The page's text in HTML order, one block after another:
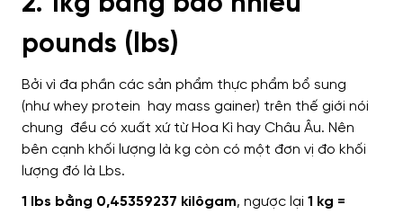
pounds (lbs)
Bởi vì đa phần các sản phẩm thực phẩm bổ sung
(như whey protein hay mass gainer) trên thế giới nói
chung đều có xuất xứ từ Hoa Kì hay Châu Âu. Nên
bên cạnh khối lượng là kg còn có một đơn vị đo khối
lượng đó là Lbs.
1 lbs bằng 0,45359237 kilôgam, ngược lại 1 kg =